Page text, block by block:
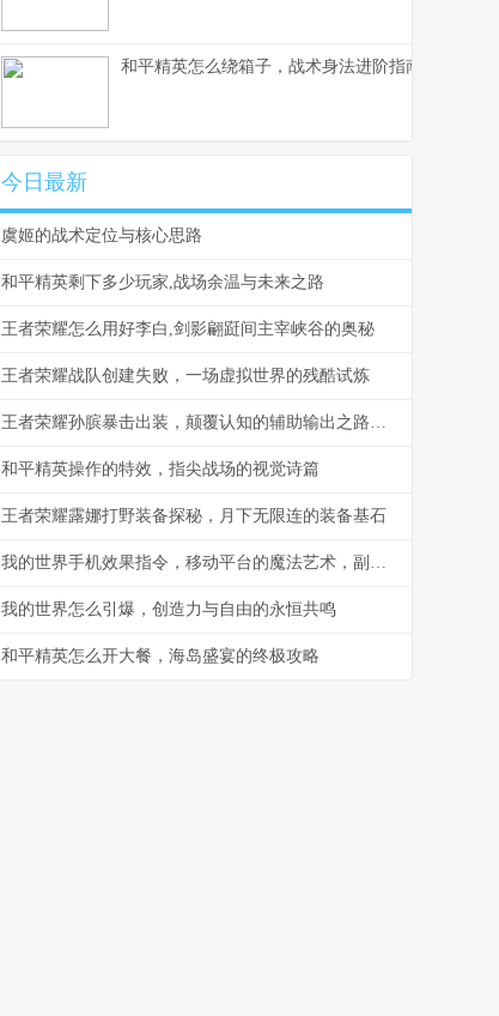
和平精英怎么绕箱子，战术身法进阶指南副标题
今日最新
虞姬的战术定位与核心思路
和平精英剩下多少玩家,战场余温与未来之路
王者荣耀怎么用好李白,剑影翩跹间主宰峡谷的奥秘
王者荣耀战队创建失败，一场虚拟世界的残酷试炼
王者荣耀孙膑暴击出装，颠覆认知的辅助输出之路副标题
和平精英操作的特效，指尖战场的视觉诗篇
王者荣耀露娜打野装备探秘，月下无限连的装备基石
我的世界手机效果指令，移动平台的魔法艺术，副标题，指尖编织的游戏法则
我的世界怎么引爆，创造力与自由的永恒共鸣
和平精英怎么开大餐，海岛盛宴的终极攻略